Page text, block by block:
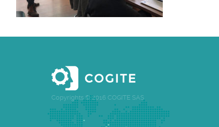
Copyrights © 2016 COGITE SAS